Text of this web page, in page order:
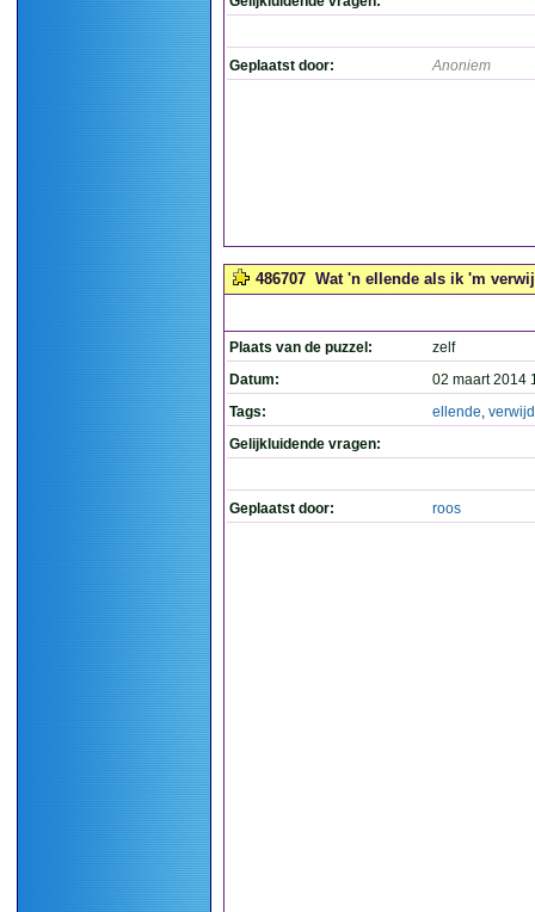
Geplaatst door: Anoniem
486707 Wat 'n ellende als ik 'm
Plaats van de puzzel:
zelf
Datum:
02 maart 2014
Tags:
ellende,
Gelijkluidende vragen:
Geplaatst door: roos